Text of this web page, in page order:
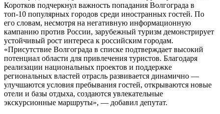
Коротков подчеркнул важность попадания Волгограда в
топ-10 популярных городов среди иностранных гостей. По
его словам, несмотря на негативную информационную
кампанию против России, зарубежный туризм демонстрирует
устойчивый рост интереса к российским городам.
«Присутствие Волгограда в списке подтверждает высокий
потенциал области для привлечения туристов. Благодаря
реализации национальных проектов и поддержке
региональных властей отрасль развивается динамично —
улучшаются условия пребывания гостей, открываются новые
отели и базы отдыха, создаются увлекательные
экскурсионные маршруты», — добавил депутат.